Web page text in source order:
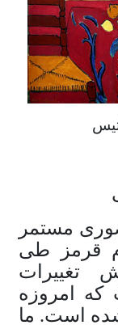
مستمر
قرمز طی
امروزه
است. ما